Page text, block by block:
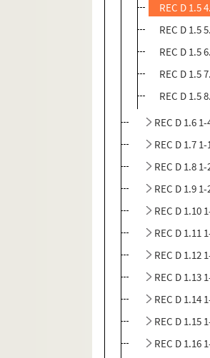
REC D 1.5
REC D 1.5
REC D 1.5
REC D 1.5
REC D 1.5
REC D 1.6
REC D 1.7
REC D 1.8
REC D 1.9
REC D 1.10
REC D 1.11
REC D 1.12
REC D 1.13
REC D 1.14
REC D 1.15
REC D 1.16